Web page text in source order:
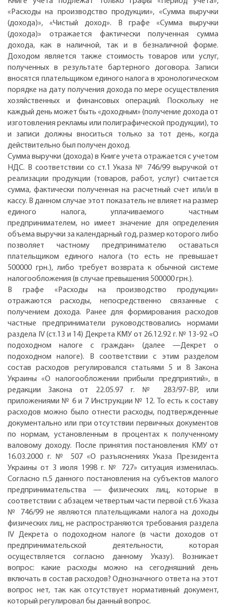
«Расходы на производство продукции», «Сумма выручки
(дохода)», «Чистый доход». В графе «Сумма выручки
(дохода)» отражается фактически полученная сумма
дохода, как в наличной, так и в безналичной форме.
Доходом является также стоимость товаров или услуг,
полученных в результате бартерного договора. Записи
вносятся плательщиком единого налога в хронологическом
порядке на дату получения дохода по мере осуществления
хозяйственных и финансовых операций. Поскольку не
каждый день может быть «доходным» (получение дохода от
изготовления рекламы или полиграфической продукции), то
и записи должны вноситься только за тот день, когда
действительно был получен доход.
Сумма выручки (дохода) в Книге учета отражается с учетом
НДС. В соответствии со ст.1 Указа № 746/99 выручкой от
реализации продукции (товаров, работ, услуг) считается
сумма, фактически полученная на расчетный счет или/и в
кассу. В данном случае этот показатель не влияет на размер
единого налога, уплачиваемого частным
предпринимателем, но имеет значение для определения
объема выручки за календарный год, размер которого либо
позволяет частному предпринимателю оставаться
плательщиком единого налога (то есть не превышает
500000 грн.), либо требует возврата к обычной системе
налогообложения (в случае превышения 500000 грн.).
В графе «Расходы на производство продукции»
отражаются расходы, непосредственно связанные с
получением дохода. Ранее для формирования расходов
частные предприниматели руководствовались нормами
раздела IV (ст.13 и 14) Декрета КМУ от 26.12.92 г. № 13-92 «О
подоходном налоге с граждан» (далее —Декрет о
подоходном налоге). В соответствии с этим разделом
состав расходов регулировался статьями 5 и 8 Закона
Украины «О налогообложении прибыли предприятий», в
редакции Закона от 22.05.97 г. № 283/97-ВР, или
приложениями № 6 и 7 Инструкции № 12. То есть к составу
расходов можно было отнести расходы, подтвержденные
документально или при отсутствии первичных документов
по нормам, установленным в процентах к полученному
валовому доходу. После принятия постановления КМУ от
16.03.2000 г. № 507 «О разъяснениях Указа Президента
Украины от 3 июля 1998 г. № 727» ситуация изменилась.
Согласно п.5 данного постановления на субъектов малого
предпринимательства — физических лиц, которые в
соответствии с абзацем четвертым части первой ст.6 Указа
№ 746/99 не являются плательщиками налога на доходы
физических лиц, не распространяются требования раздела
IV Декрета о подоходном налоге (в части доходов от
предпринимательской деятельности, которая
осуществляется согласно данному Указу). Возникает
вопрос: какие расходы можно на сегодняшний день
включать в состав расходов? Однозначного ответа на этот
вопрос нет, так как отсутствует нормативный документ,
который регулировал бы данный вопрос.